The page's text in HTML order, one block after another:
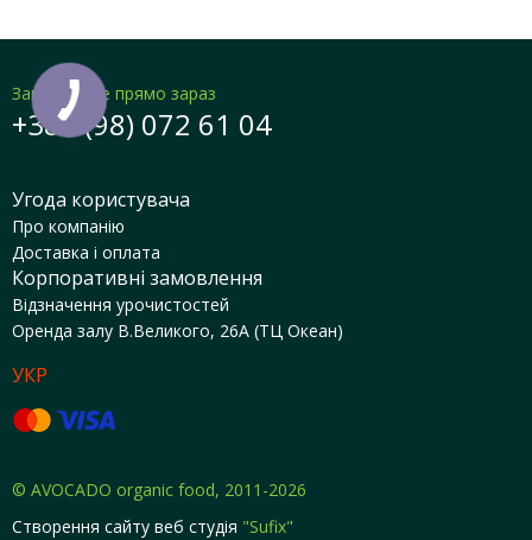
Угода користувача
Про компанію
Доставка і оплата
Корпоративні замовлення
Відзначення урочистостей
Оренда залу В.Великого, 26А (ТЦ Океан)
УКР
Замовляйте прямо зараз
+380 (98) 072 61 04
© AVOCADO organic food, 2011-2026
Створення сайту веб студія "Sufix"